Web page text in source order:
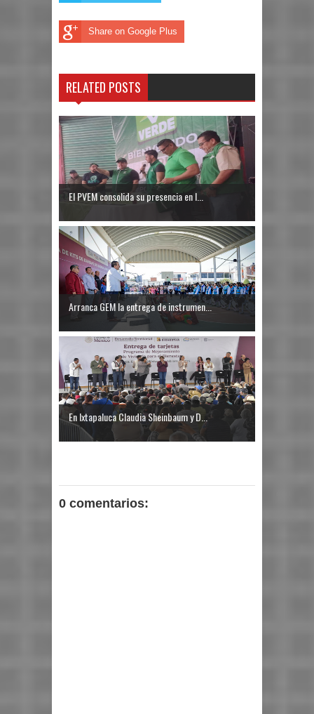
Share on Google Plus
RELATED POSTS
El PVEM consolida su presencia en I...
Arranca GEM la entrega de instrumen...
En Ixtapaluca Claudia Sheinbaum y D...
0 comentarios: